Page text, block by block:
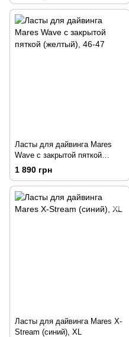
Ласты для дайвинга Mares
Wave с закрытой пяткой
(желтый), 46-47
1 890 грн
Ласты для дайвинга Mares X-
Stream (синий), XL